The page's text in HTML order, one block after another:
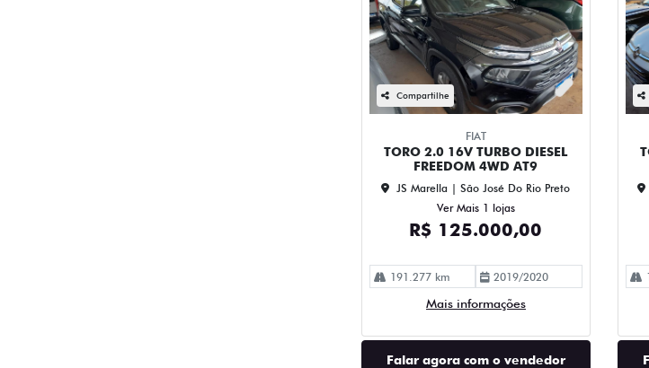
Compartilhe
FIAT
TORO 2.0 16V TURBO DIESEL
FREEDOM 4WD AT9
JS Marella | São José Do Rio Preto
Ver Mais 1 lojas
R$ 125.000,00
191.277 km 2019/2020
Mais informações
Falar agora com o vendedor